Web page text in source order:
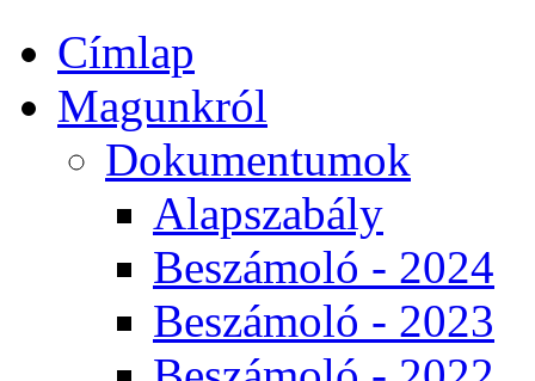
Címlap
Magunkról
Dokumentumok
Alapszabály
Beszámoló - 2024
Beszámoló - 2023